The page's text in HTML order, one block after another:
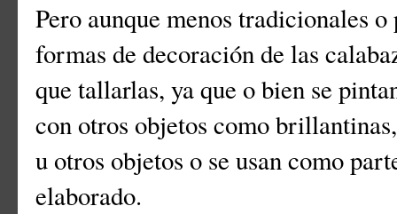
Pero aunque menos tradicionales
formas de decoración de las
que tallarlas, ya que o bien se
con otros objetos como
u otros objetos o se usan como
elaborado.